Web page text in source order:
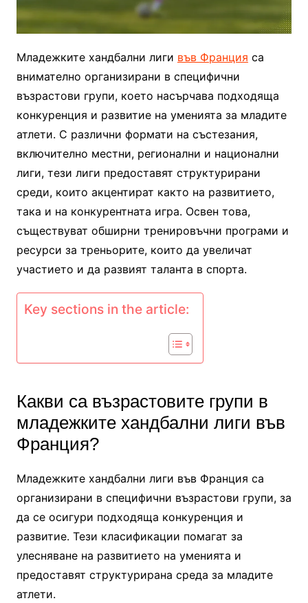
Младежките хандбални лиги във Франция са
внимателно организирани в специфични
възрастови групи, което насърчава подходяща
конкуренция и развитие на уменията за младите
атлети. С различни формати на състезания,
включително местни, регионални и национални
лиги, тези лиги предоставят структурирани
среди, които акцентират както на развитието,
така и на конкурентната игра. Освен това,
съществуват обширни тренировъчни програми и
ресурси за треньорите, които да увеличат
участието и да развият таланта в спорта.
Key sections in the article:
Какви са възрастовите групи в
младежките хандбални лиги във
Франция?
Младежките хандбални лиги във Франция са
организирани в специфични възрастови групи, за
да се осигури подходяща конкуренция и
развитие. Тези класификации помагат за
улесняване на развитието на уменията и
предоставят структурирана среда за младите
атлети.